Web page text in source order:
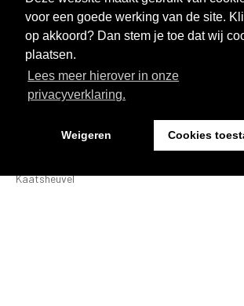
voor een goede werking van de site.
op akkoord? Dan stem je toe dat wij
plaatsen.
Lees meer hierover in onze
privacyverklaring.
Weigeren Cookies
Park Vossenberg:
woonzorgcomplex
Kaatsheuvel